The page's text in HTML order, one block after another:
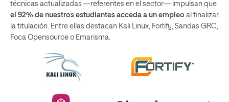
técnicas actualizadas —referentes en el sector— impulsan que
el 92% de nuestros estudiantes acceda a un empleo al finalizar
la titulación. Entre ellas destacan Kali Linux, Fortify, Sandas GRC,
Foca Opensource o Emarisma.